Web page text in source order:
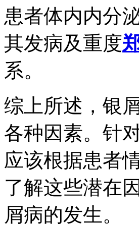
患者体内内分
其发病及重度
系。
综上所述，银
各种因素。针
应该根据患者
了解这些潜在
屑病的发生。